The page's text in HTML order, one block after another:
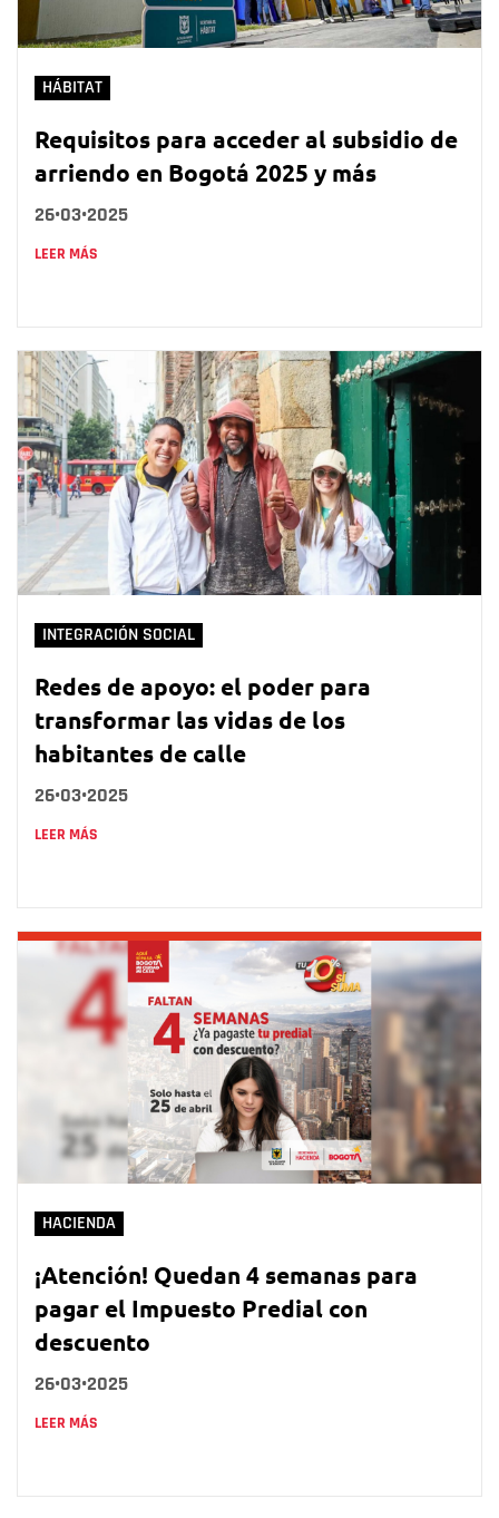
HÁBITAT
Requisitos para acceder al subsidio de
arriendo en Bogotá 2025 y más
26•03•2025
LEER MÁS
INTEGRACIÓN SOCIAL
Redes de apoyo: el poder para
transformar las vidas de los
habitantes de calle
26•03•2025
LEER MÁS
HACIENDA
¡Atención! Quedan 4 semanas para
pagar el Impuesto Predial con
descuento
26•03•2025
LEER MÁS